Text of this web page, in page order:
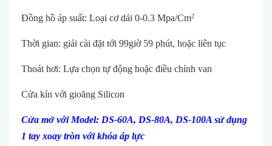
Đồng hồ áp suất: Loại cơ dải 0-0.3 Mpa/Cm2
Thời gian: giải cài đặt tới 99giờ 59 phút, hoặc liên tục
Thoát hơi: Lựa chọn tự động hoặc điều chỉnh van
Cửa kín với gioăng Silicon
Cửa mở với Model: DS-60A, DS-80A, DS-100A sử dụng
1 tay xoay tròn với khóa áp lực